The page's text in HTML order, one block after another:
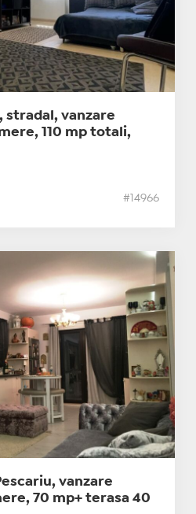
stradal, vanzare
110 mp totali,
#14966
vanzare
70 mp+ terasa 40